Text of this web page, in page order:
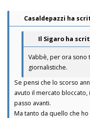
Casaldepazzi ha
Il Sigaro ha
Vabbè, per ora sono
giornalistiche.
Se pensi che lo scorso
avuto il mercato
passo avanti.
Ma tanto da quello che